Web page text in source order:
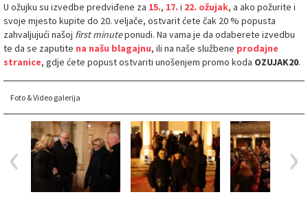
U ožujku su izvedbe predviđene za 15., 17. i 22. ožujak, a ako požurite i
svoje mjesto kupite do 20. veljače, ostvarit ćete čak 20 % popusta
zahvaljujući našoj first minuteponudi. Na vama je da odaberete izvedbu
te da se zaputite na našu blagajnu, ili na naše službene prodajne
stranice, gdje ćete popust ostvariti unošenjem promo koda OZUJAK20.
Foto & Video galerija